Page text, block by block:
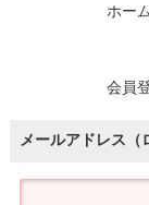
ホー
会員
メールアドレス（